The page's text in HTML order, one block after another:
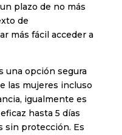
plazo de no más
de
más fácil acceder a
una opción segura
las mujeres incluso
igualmente es
hasta 5 días
sin protección. Es